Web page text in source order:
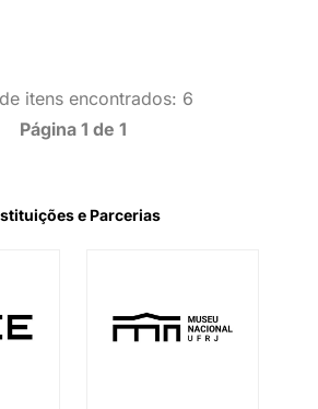
itens encontrados: 6
Página 1 de 1
e Parcerias